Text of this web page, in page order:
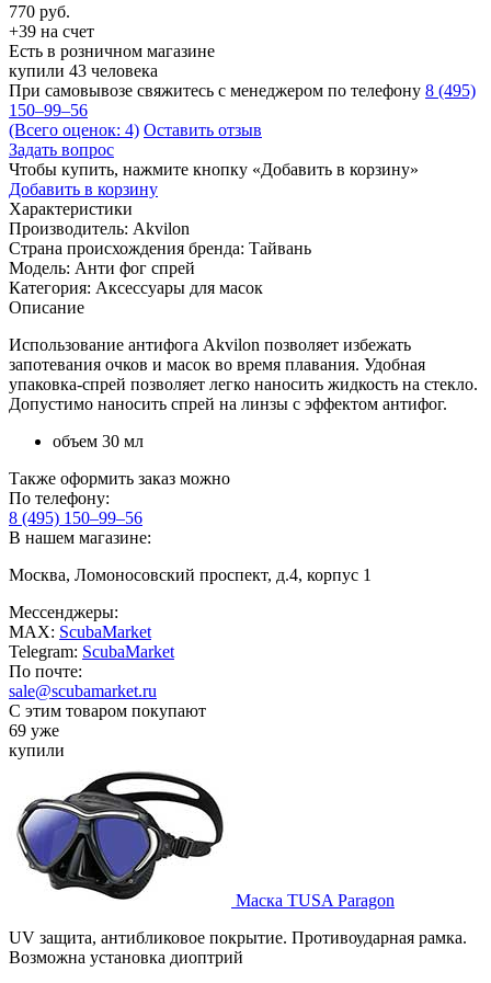
770 руб.
+39 на счет
Есть в розничном магазине
купили 43 человека
При самовывозе свяжитесь с менеджером по телефону 8 (495)
150–99–56
(Всего оценок: 4) Оставить отзыв
Задать вопрос
Чтобы купить, нажмите кнопку «Добавить в корзину»
Добавить в корзину
Характеристики
Производитель: Akvilon
Страна происхождения бренда: Тайвань
Модель: Анти фог спрей
Категория: Аксессуары для масок
Описание
Использование антифога Akvilon позволяет избежать
запотевания очков и масок во время плавания. Удобная
упаковка-спрей позволяет легко наносить жидкость на стекло.
Допустимо наносить спрей на линзы с эффектом антифог.
объем 30 мл
Также оформить заказ можно
По телефону:
8 (495) 150–99–56
В нашем магазине:
Москва, Ломоносовский проспект, д.4, корпус 1
Мессенджеры:
MAX: ScubaMarket
Telegram: ScubaMarket
По почте:
sale@scubamarket.ru
С этим товаром покупают
69 уже
купили
Маска TUSA Paragon
UV защита, антибликовое покрытие. Противоударная рамка.
Возможна установка диоптрий